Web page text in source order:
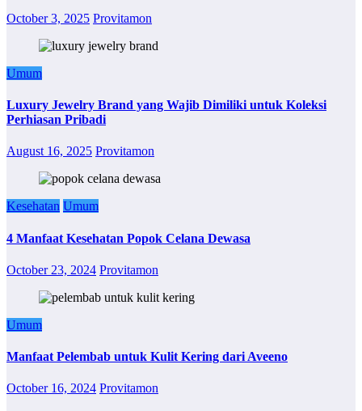
October 3, 2025 Provitamon
Umum
Luxury Jewelry Brand yang Wajib Dimiliki untuk Koleksi
Perhiasan Pribadi
August 16, 2025 Provitamon
Kesehatan Umum
4 Manfaat Kesehatan Popok Celana Dewasa
October 23, 2024 Provitamon
Umum
Manfaat Pelembab untuk Kulit Kering dari Aveeno
October 16, 2024 Provitamon